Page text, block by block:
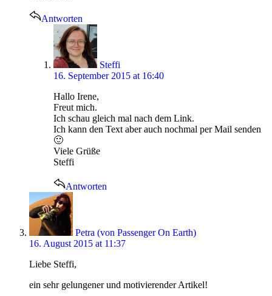
Antworten
says:
Steffi
16. September 2015 at 16:40
Hallo Irene,
Freut mich.
Ich schau gleich mal nach dem Link.
Ich kann den Text aber auch nochmal per Mail senden
🙂
Viele Grüße
Steffi
Antworten
says:
Petra (von Passenger On Earth)
16. August 2015 at 11:37
Liebe Steffi,
ein sehr gelungener und motivierender Artikel!